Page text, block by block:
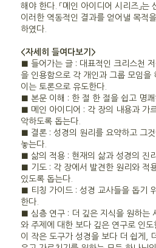
해야 한다. 「메인 아이디어 시리즈」
이러한 역동적인 결과를 얻어낼 목적
하였다.
<자세히 들여다보기>
■ 들어가는 글 : 대표적인 크리스천
을 인용함으로 각 개인과 그룹 모임을
이는 토론으로 유도한다.
■ 본문 이해 : 한 절 한 절을 쉽고 명쾌
■ 메인 아이디어 : 각 장의 내용과 가
악하도록 돕는다.
■ 결론 : 성경의 원리를 요약하고 그
놓는다.
■ 삶의 적용 : 현재의 삶과 성경의 진
■ 기도 : 각 장에서 발견한 원리와 적
있도록 돕는다.
■ 티칭 가이드 : 성경 교사들을 돕기
한다.
■ 심층 연구 : 더 깊은 지식을 원하는
와 주제에 대한 보다 깊은 연구로 인도
이 작은 도구가 성경을 보다 더 쉽게,